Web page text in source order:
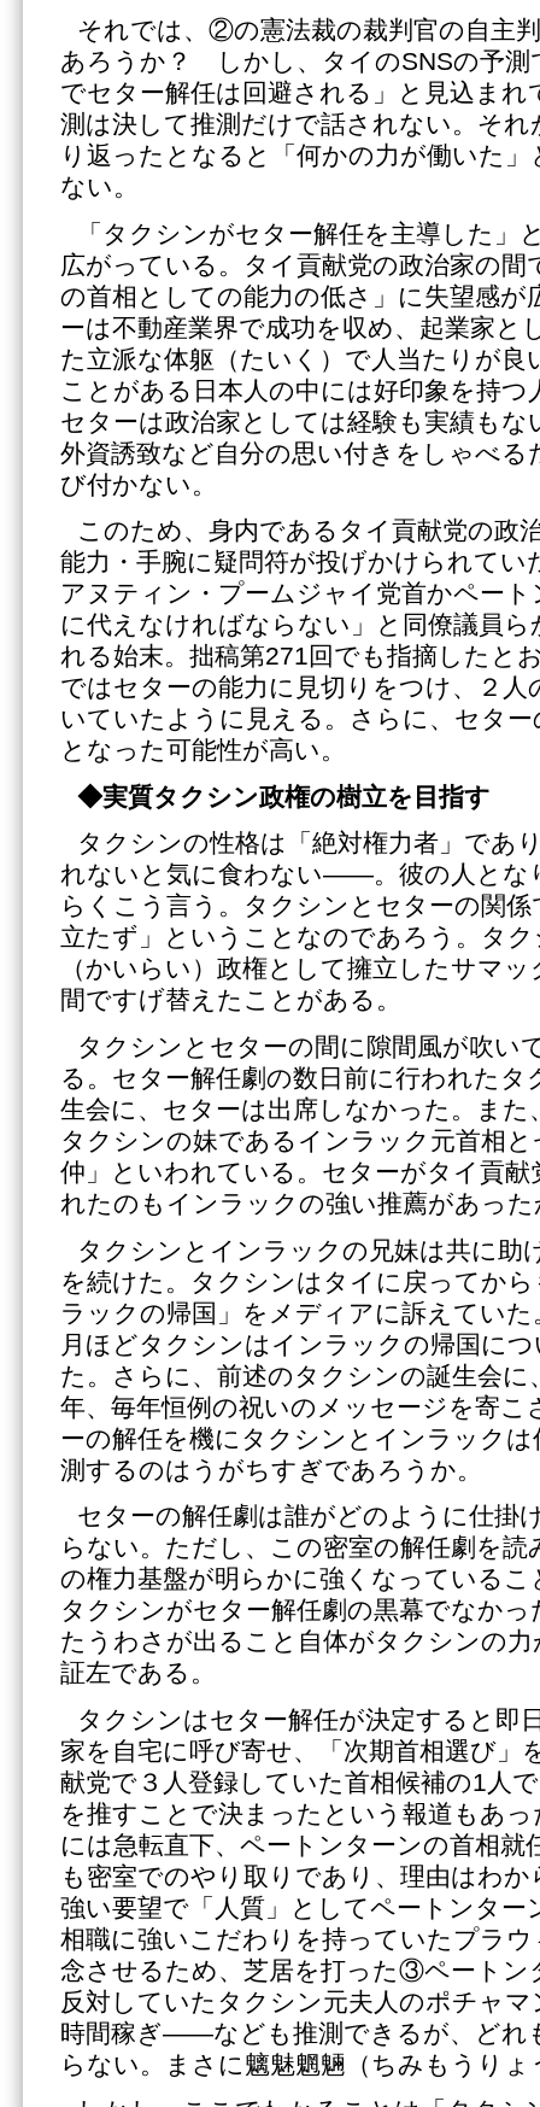
それでは、②の憲法裁の裁判官の自主
あろうか？ しかし、タイのSNSの予測
でセター解任は回避される」と見込ま
測は決して推測だけで話されない。そ
り返ったとなると「何かの力が働いた
ない。
「タクシンがセター解任を主導した」
広がっている。タイ貢献党の政治家の間
の首相としての能力の低さ」に失望感が
ーは不動産業界で成功を収め、起業家と
た立派な体躯（たいく）で人当たりが良
ことがある日本人の中には好印象を持つ
セターは政治家としては経験も実績もな
外資誘致など自分の思い付きをしゃべる
び付かない。
このため、身内であるタイ貢献党の政
能力・手腕に疑問符が投げかけられてい
アヌティン・プームジャイ党首かペート
に代えなければならない」と同僚議員
れる始末。拙稿第271回でも指摘したと
ではセターの能力に見切りをつけ、２人
いていたように見える。さらに、セタ
となった可能性が高い。
◆実質タクシン政権の樹立を目指す
タクシンの性格は「絶対権力者」であ
れないと気に食わない――。彼の人とな
らくこう言う。タクシンとセターの関
立たず」ということなのであろう。タ
（かいらい）政権として擁立したサマ
間ですげ替えたことがある。
タクシンとセターの間に隙間風が吹い
る。セター解任劇の数日前に行われたタ
生会に、セターは出席しなかった。ま
タクシンの妹であるインラック元首相
仲」といわれている。セターがタイ貢献
れたのもインラックの強い推薦があっ
タクシンとインラックの兄妹は共に助
を続けた。タクシンはタイに戻ってか
ラックの帰国」をメディアに訴えてい
月ほどタクシンはインラックの帰国に
た。さらに、前述のタクシンの誕生会
年、毎年恒例の祝いのメッセージを寄こ
ーの解任を機にタクシンとインラック
測するのはうがちすぎであろうか。
セターの解任劇は誰がどのように仕掛
らない。ただし、この密室の解任劇を
の権力基盤が明らかに強くなっている
タクシンがセター解任劇の黒幕でなか
たうわさが出ること自体がタクシンの
証左である。
タクシンはセター解任が決定すると即
家を自宅に呼び寄せ、「次期首相選び」
献党で３人登録していた首相候補の1人
を推すことで決まったという報道もあ
には急転直下、ペートンターンの首相就
も密室でのやり取りであり、理由はわ
強い要望で「人質」としてペートンタ
相職に強いこだわりを持っていたプラ
念させるため、芝居を打った③ペートン
反対していたタクシン元夫人のポチャ
時間稼ぎ――なども推測できるが、どれ
らない。まさに魑魅魍魎（ちみもうり